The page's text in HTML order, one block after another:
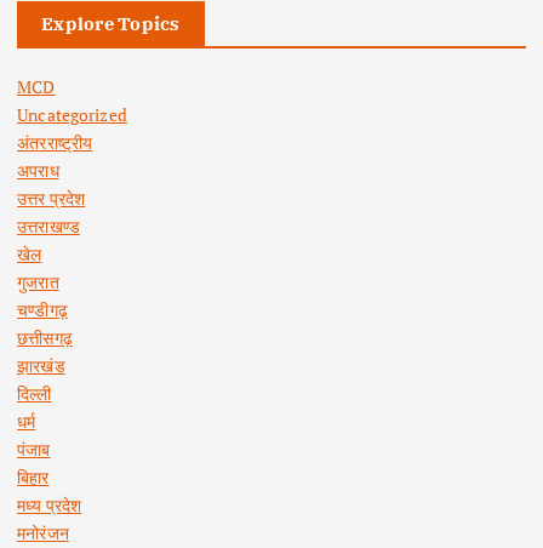
Explore Topics
MCD
Uncategorized
अंतरराष्ट्रीय
अपराध
उत्तर प्रदेश
उत्तराखण्ड
खेल
गुजरात
चण्डीगढ़
छत्तीसगढ़
झारखंड
दिल्ली
धर्म
पंजाब
बिहार
मध्य प्रदेश
मनोरंजन